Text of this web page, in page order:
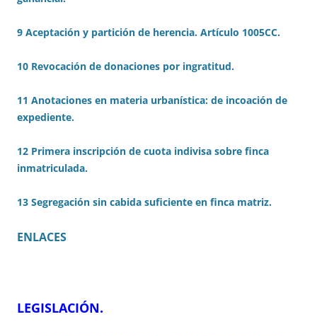
9 Aceptación y partición de herencia. Artículo 1005CC.
10 Revocación de donaciones por ingratitud.
11 Anotaciones en materia urbanística: de incoación de
expediente.
12 Primera inscripción de cuota indivisa sobre finca
inmatriculada.
13 Segregación sin cabida suficiente en finca matriz.
ENLACES
LEGISLACIÓN.